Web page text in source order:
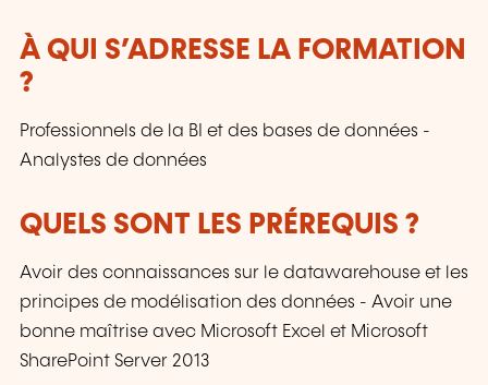
À QUI S’ADRESSE LA FORMATION
?
Professionnels de la BI et des bases de données -
Analystes de données
QUELS SONT LES PRÉREQUIS ?
Avoir des connaissances sur le datawarehouse et les
principes de modélisation des données - Avoir une
bonne maîtrise avec Microsoft Excel et Microsoft
SharePoint Server 2013